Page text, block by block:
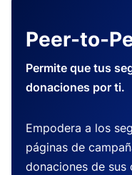
Peer-to-
Permite que tus
donaciones por ti.
Empodera a los
páginas de
donaciones de